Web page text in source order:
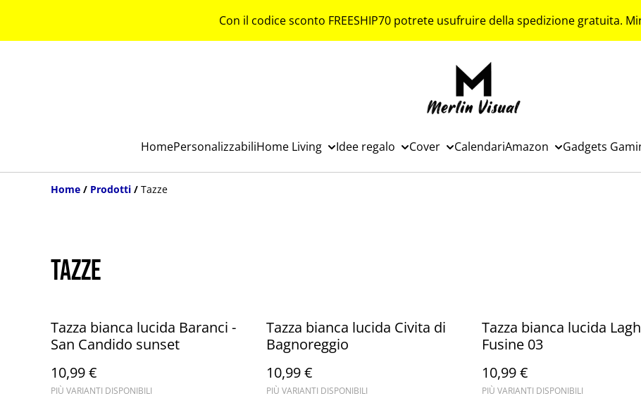
Con il codice sconto FREESHIP70 potrete usufruire della spedizione gratuita.
HomePersonalizzabiliHome Living Idee regalo Cover CalendariAmazon Gadgets
Home / Prodotti / Tazze
Tazze
Tazza bianca lucida Baranci -
San Candido sunset
10,99 €
PIÙ VARIANTI DISPONIBILI
Tazza bianca lucida Civita di
Bagnoreggio
10,99 €
PIÙ VARIANTI DISPONIBILI
Tazza bianca lucida
Fusine 03
10,99 €
PIÙ VARIANTI DISPONIBILI